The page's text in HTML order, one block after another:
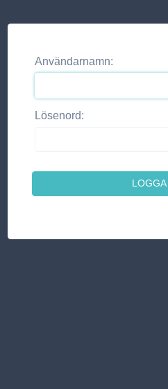
Användarnamn:
Lösenord: